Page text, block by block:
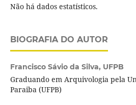
Não há dados estatísticos.
BIOGRAFIA DO AUTOR
Francisco Sávio da Silva, UFPB
Graduando em Arquivologia pela
Paraiba (UFPB)